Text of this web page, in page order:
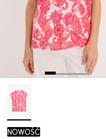
nowość